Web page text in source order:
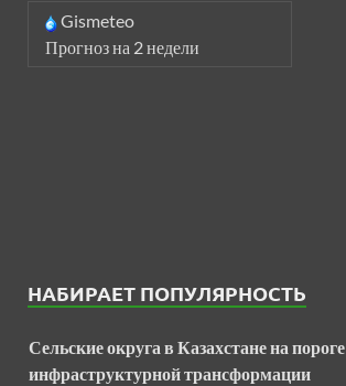
Gismeteo
Прогноз на 2 недели
НАБИРАЕТ ПОПУЛЯРНОСТЬ
Сельские округа в Казахстане на пороге
инфраструктурной трансформации